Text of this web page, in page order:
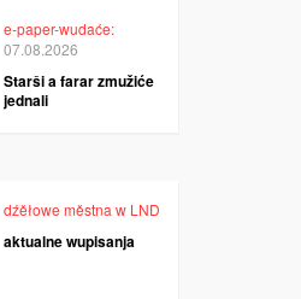
e-paper-wudaće:
07.08.2026
Starši a farar zmužiće
jednali
dźěłowe městna w LND
aktualne wupisanja